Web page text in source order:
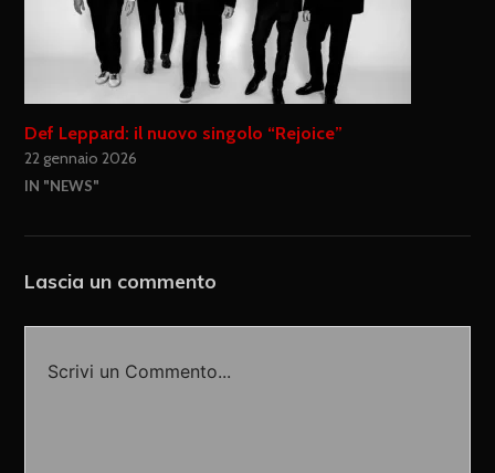
Def Leppard: il nuovo singolo “Rejoice”
22 gennaio 2026
IN "NEWS"
Lascia un commento
Scrivi un Commento...